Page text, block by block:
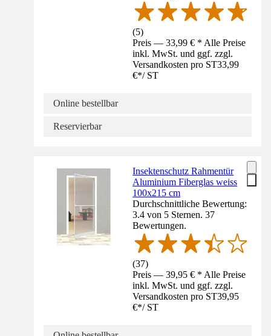
(5)
Preis — 33,99 € * Alle Preise
inkl. MwSt. und ggf. zzgl.
Versandkosten pro ST33,99
€*/ ST
Online bestellbar
Reservierbar
Insektenschutz Rahmentür
Aluminium Fiberglas weiss
100x215 cm
Durchschnittliche Bewertung:
3.4 von 5 Sternen. 37
Bewertungen.
(37)
Preis — 39,95 € * Alle Preise
inkl. MwSt. und ggf. zzgl.
Versandkosten pro ST39,95
€*/ ST